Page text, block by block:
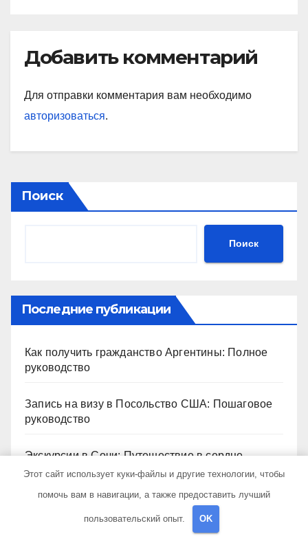
Добавить комментарий
Для отправки комментария вам необходимо
авторизоваться.
Поиск
Поиск
Последние публикации
Как получить гражданство Аргентины: Полное
руководство
Запись на визу в Посольство США: Пошаговое
руководство
Экскурсии в Сочи: Путешествие в сердце
Черноморского курорта
Визы в Индию: Все, что вам нужно знать
Этот сайт использует куки-файлы и другие технологии, чтобы
помочь вам в навигации, а также предоставить лучший
пользовательский опыт. OK